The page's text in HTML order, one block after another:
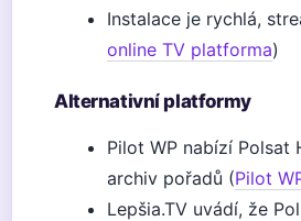
Instalace je rychlá,
online TV platforma)
Alternativní platformy
Pilot WP nabízí Polsat
archiv pořadů (Pilot
Lepšia.TV uvádí, že